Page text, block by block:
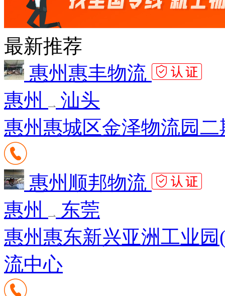
最新推荐
惠州惠丰物流
惠州
汕头
惠州惠城区金泽物流园二
惠州顺邦物流
惠州
东莞
惠州惠东新兴亚洲工业
流中心